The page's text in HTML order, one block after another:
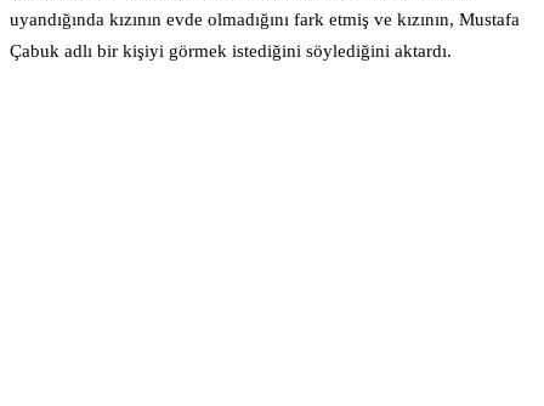
uyandığında kızının evde olmadığını fark etmiş ve kızının, Mustafa
Çabuk adlı bir kişiyi görmek istediğini söylediğini aktardı.